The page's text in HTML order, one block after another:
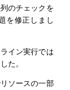
のチェックを
を修正しまし
イン実行では
た。
ソースの一部